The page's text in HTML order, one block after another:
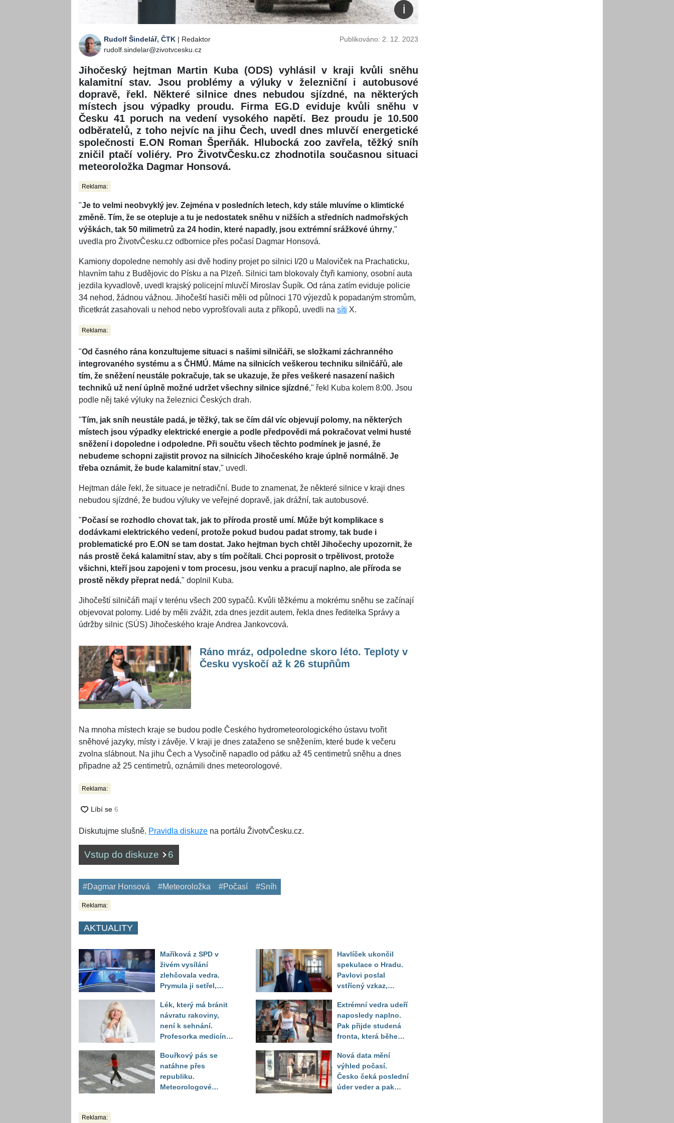
Rudolf Šindelář, ČTK | Redaktor
rudolf.sindelar@zivotvcesku.cz
Publikováno: 2. 12. 2023
Jihočeský hejtman Martin Kuba (ODS) vyhlásil v kraji kvůli sněhu
kalamitní stav. Jsou problémy a výluky v železniční i autobusové
dopravě, řekl. Některé silnice dnes nebudou sjízdné, na některých
místech jsou výpadky proudu. Firma EG.D eviduje kvůli sněhu v
Česku 41 poruch na vedení vysokého napětí. Bez proudu je 10.500
odběratelů, z toho nejvíc na jihu Čech, uvedl dnes mluvčí energetické
společnosti E.ON Roman Šperňák. Hlubocká zoo zavřela, těžký sníh
zničil ptačí voliéry. Pro ŽivotvČesku.cz zhodnotila současnou situaci
meteoroložka Dagmar Honsová.
Reklama:
"Je to velmi neobvyklý jev. Zejména v posledních letech, kdy stále mluvíme o klimtické
změně. Tím, že se otepluje a tu je nedostatek sněhu v nižších a středních nadmořských
výškách, tak 50 milimetrů za 24 hodin, které napadly, jsou extrémní srážkové úhrny,"
uvedla pro ŽivotvČesku.cz odbornice přes počasí Dagmar Honsová.
Kamiony dopoledne nemohly asi dvě hodiny projet po silnici I/20 u Maloviček na Prachaticku,
hlavním tahu z Budějovic do Písku a na Plzeň. Silnici tam blokovaly čtyři kamiony, osobní auta
jezdila kyvadlově, uvedl krajský policejní mluvčí Miroslav Šupík. Od rána zatím eviduje policie
34 nehod, žádnou vážnou. Jihočeští hasiči měli od půlnoci 170 výjezdů k popadaným stromům,
třicetkrát zasahovali u nehod nebo vyprošťovali auta z příkopů, uvedli na síti X.
Reklama:
"Od časného rána konzultujeme situaci s našimi silničáři, se složkami záchranného
integrovaného systému a s ČHMÚ. Máme na silnicích veškerou techniku silničářů, ale
tím, že sněžení neustále pokračuje, tak se ukazuje, že přes veškeré nasazení našich
techniků už není úplně možné udržet všechny silnice sjízdné," řekl Kuba kolem 8:00. Jsou
podle něj také výluky na železnici Českých drah.
"Tím, jak sníh neustále padá, je těžký, tak se čím dál víc objevují polomy, na některých
místech jsou výpadky elektrické energie a podle předpovědi má pokračovat velmi husté
sněžení i dopoledne i odpoledne. Při součtu všech těchto podmínek je jasné, že
nebudeme schopni zajistit provoz na silnicích Jihočeského kraje úplně normálně. Je
třeba oznámit, že bude kalamitní stav," uvedl.
Hejtman dále řekl, že situace je netradiční. Bude to znamenat, že některé silnice v kraji dnes
nebudou sjízdné, že budou výluky ve veřejné dopravě, jak drážní, tak autobusové.
" Počasí se rozhodlo chovat tak, jak to příroda prostě umí. Může být komplikace s
dodávkami elektrického vedení, protože pokud budou padat stromy, tak bude i
problematické pro E.ON se tam dostat. Jako hejtman bych chtěl Jihočechy upozornit, že
nás prostě čeká kalamitní stav, aby s tím počítali. Chci poprosit o trpělivost, protože
všichni, kteří jsou zapojeni v tom procesu, jsou venku a pracují naplno, ale příroda se
prostě někdy přeprat nedá," doplnil Kuba.
Jihočeští silničáři mají v terénu všech 200 sypačů. Kvůli těžkému a mokrému sněhu se začínají
objevovat polomy. Lidé by měli zvážit, zda dnes jezdit autem, řekla dnes ředitelka Správy a
údržby silnic (SÚS) Jihočeského kraje Andrea Jankovcová.
Ráno mráz, odpoledne skoro léto. Teploty v
Česku vyskočí až k 26 stupňům
Na mnoha místech kraje se budou podle Českého hydrometeorologického ústavu tvořit
sněhové jazyky, místy i závěje. V kraji je dnes zataženo se sněžením, které bude k večeru
zvolna slábnout. Na jihu Čech a Vysočině napadlo od pátku až 45 centimetrů sněhu a dnes
připadne až 25 centimetrů, oznámili dnes meteorologové.
Reklama:
Diskutujme slušně. Pravidla diskuze na portálu ŽivotvČesku.cz.
Vstup do diskuze 6
#Dagmar Honsová #Meteoroložka #Počasí #Sníh
Reklama:
AKTUALITY
Maříková z SPD v
živém vysílání
zlehčovala vedra.
Prymula ji setřel,
číslo
Lék, který má bránit
návratu rakoviny,
není k sehnání.
Profesorka medicíny
pacientka
Bouřkový pás se
natáhne přes
republiku.
Meteorologové
Havlíček ukončil
spekulace o Hradu.
Pavlovi poslal
vstřícný vzkaz,
setřel
Extrémní vedra udeří
naposledy naplno.
Pak přijde studená
fronta, která během
počasí
Nová data mění
výhled počasí.
Česko čeká poslední
úder veder a pak
Reklama: